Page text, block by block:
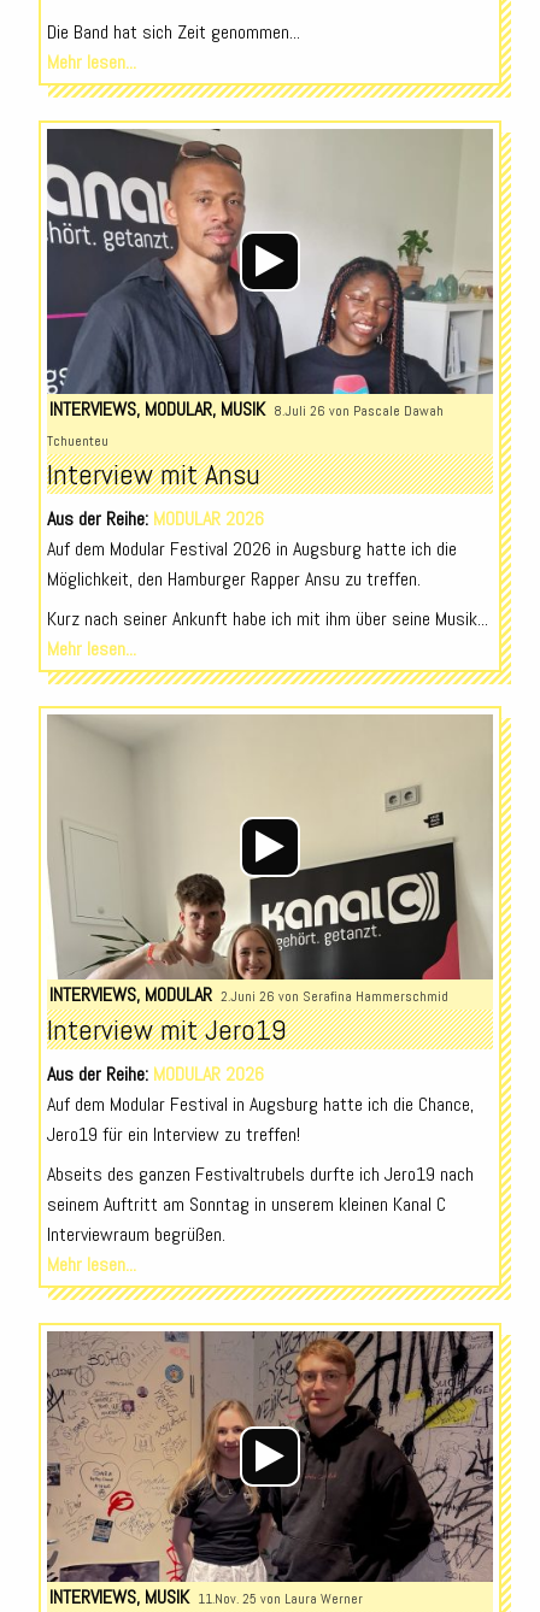
Die Band hat sich Zeit genommen...
Mehr lesen...
Audio-
Player
INTERVIEWS, MODULAR, MUSIK 8.Juli 26 von Pascale Dawah
Tchuenteu
Interview mit Ansu
Aus der Reihe: MODULAR 2026
Auf dem Modular Festival 2026 in Augsburg hatte ich die
Möglichkeit, den Hamburger Rapper Ansu zu treffen.
Kurz nach seiner Ankunft habe ich mit ihm über seine Musik...
Mehr lesen...
Audio-
Player
INTERVIEWS, MODULAR 2.Juni 26 von Serafina Hammerschmid
Interview mit Jero19
Aus der Reihe: MODULAR 2026
Auf dem Modular Festival in Augsburg hatte ich die Chance,
Jero19 für ein Interview zu treffen!
Abseits des ganzen Festivaltrubels durfte ich Jero19 nach
seinem Auftritt am Sonntag in unserem kleinen Kanal C
Interviewraum begrüßen.
Mehr lesen...
Audio-
Player
INTERVIEWS, MUSIK 11.Nov. 25 von Laura Werner